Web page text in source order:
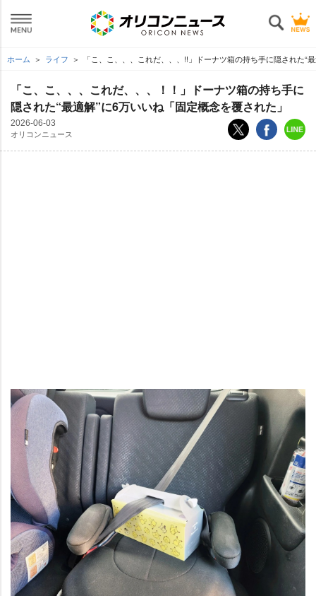
ホーム ライフ 「こ、こ、、、これだ、、、!!」ドーナツ箱の持ち手に隠された“
「こ、こ、、、これだ、、、！！」ドーナツ箱の持ち手に
隠された“最適解”に6万いいね「固定概念を覆された」
2026-06-03
オリコンニュース